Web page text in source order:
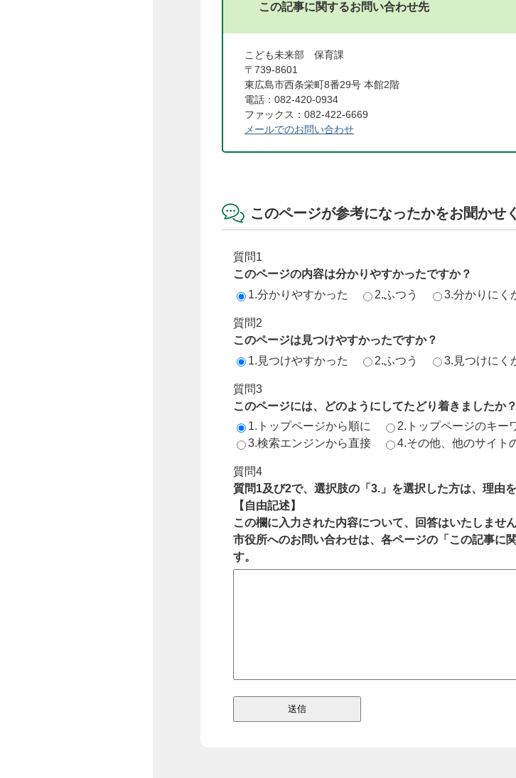
この記事に関するお問い合わせ先
こども未来部 保育課
〒739-8601
東広島市西条栄町8番29号 本館2階
電話：082-420-0934
ファックス：082-422-6669
メールでのお問い合わせ
このページが参考になったかをお聞かせ
質問1
このページの内容は分かりやすかったですか？
1.分かりやすかった
2.ふつう 3.分かりにく
質問2
このページは見つけやすかったですか？
1.見つけやすかった
2.ふつう 3.見つけにく
質問3
このページには、どのようにしてたどり着きましたか？
1.トップページから順に
2.トップページのキー
3.検索エンジンから直接
4.その他、他のサイト
質問4
質問1及び2で、選択肢の「3.」を選択した方は、理由
【自由記述】
この欄に入力された内容について、回答はいたしませ
市役所へのお問い合わせは、各ページの「この記事に
す。